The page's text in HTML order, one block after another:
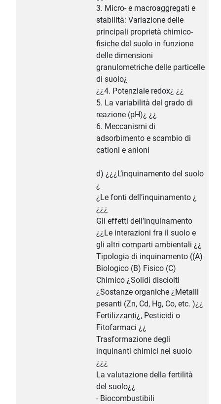
3. Micro- e macroaggregati e
stabilità: Variazione delle
principali proprietà chimico-
fisiche del suolo in funzione
delle dimensioni
granulometriche delle particelle
di suolo¿
¿¿4. Potenziale redox¿ ¿¿
5. La variabilità del grado di
reazione (pH)¿ ¿¿
6. Meccanismi di
adsorbimento e scambio di
cationi e anioni
d) ¿¿¿L’inquinamento del suolo
¿
¿Le fonti dell’inquinamento ¿
¿¿¿
Gli effetti dell’inquinamento
¿¿Le interazioni fra il suolo e
gli altri comparti ambientali ¿¿
Tipologia di inquinamento ((A)
Biologico (B) Fisico (C)
Chimico ¿Solidi disciolti
¿Sostanze organiche ¿Metalli
pesanti (Zn, Cd, Hg, Co, etc. )¿¿
Fertilizzanti¿, Pesticidi o
Fitofarmaci ¿¿
Trasformazione degli
inquinanti chimici nel suolo
¿¿¿
La valutazione della fertilità
del suolo¿¿
- Biocombustibili